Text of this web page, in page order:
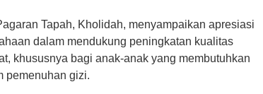
Tapah, Kholidah, menyampaikan apresiasi
dalam mendukung peningkatan kualitas
khususnya bagi anak-anak yang membutuhkan
pemenuhan gizi.